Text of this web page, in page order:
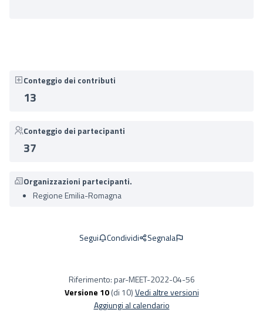
Conteggio dei contributi
13
Conteggio dei partecipanti
37
Organizzazioni partecipanti.
Regione Emilia-Romagna
Segui Condividi Segnala
Riferimento: par-MEET-2022-04-56
Versione 10(di 10) vedi altre versioni
Aggiungi al calendario